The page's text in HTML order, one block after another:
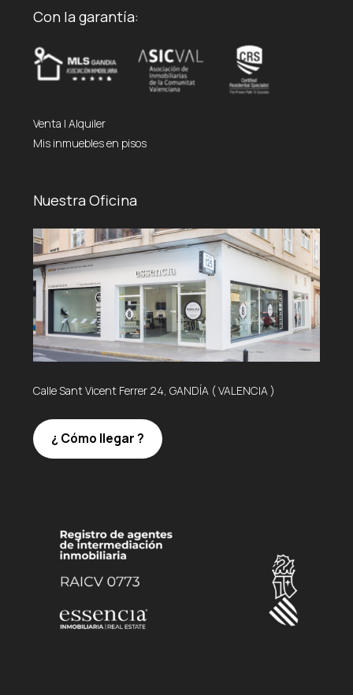
Con la garantía:
Venta | Alquiler
Mis inmuebles en pisos
Nuestra Oficina
Calle Sant Vicent Ferrer 24, GANDÍA ( VALENCIA )
¿ Cómo llegar ?